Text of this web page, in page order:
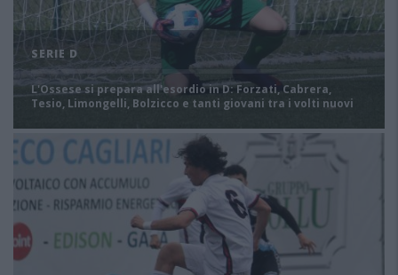
SERIE D
L'Ossese si prepara all'esordio in D: Forzati, Cabrera,
Tesio, Limongelli, Bolzicco e tanti giovani tra i volti nuovi